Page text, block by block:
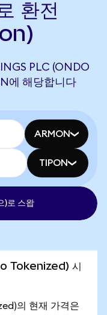
환전
PLC (ONDO
에 해당합니다
ARMON
TIPON
)로 스왑
Tokenized) 시
의 현재 가격은